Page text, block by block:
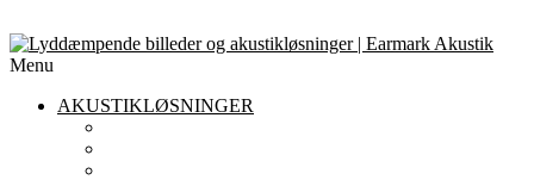
Menu
AKUSTIKLØSNINGER